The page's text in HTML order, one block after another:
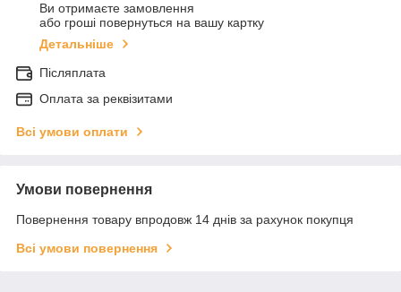
Ви отримаєте замовлення
або гроші повернуться на вашу картку
Детальніше
Післяплата
Оплата за реквізитами
Всі умови оплати
Умови повернення
Повернення товару впродовж 14 днів за рахунок покупця
Всі умови повернення